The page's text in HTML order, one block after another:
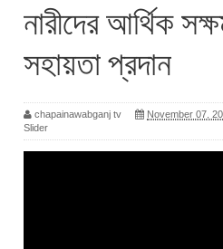
নারীদের আর্থিক
সহায়তা প্রদান
chapainawabganj tv November 07,
Slider